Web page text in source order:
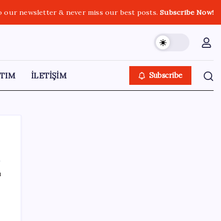
our newsletter & never miss our best posts.Subscribe Now!
İLETİŞİM Subscribe